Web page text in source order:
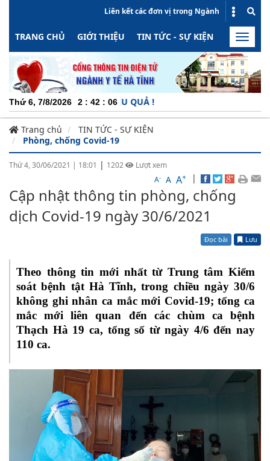
Liên kết các đơn vị trong Ngành
TRANG CHỦ GIỚI THIỆU TIN TỨC - SỰ KIỆN HOẠT
Toggle
Thứ 6, 7/8/2026 2 : 42 : 06
- MINH BẠCH - HIỆU QUẢ !
Trang chủ
TIN TỨC - SỰ KIỆN
Phòng, chống Covid-19
Thứ 4, 30/06/2021 | 18:01 | 1202
Lượt xem
A- A A+ |
Cập nhật thông tin phòng, chống
dịch Covid-19 ngày 30/6/2021
Đọc bài Lưu
Theo thông tin mới nhất từ Trung tâm Kiểm
soát bệnh tật Hà Tĩnh, trong chiều ngày 30/6
không ghi nhân ca mắc mới Covid-19; tổng ca
mắc mới liên quan đến các chùm ca bệnh
Thạch Hà 19 ca, tổng số từ ngày 4/6 đến nay
110 ca.